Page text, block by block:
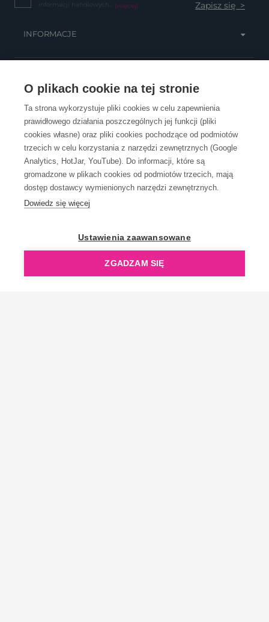
O plikach cookie na tej stronie
Ta strona wykorzystuje pliki cookies w celu zapewnienia
prawidłowego działania poszczególnych jej funkcji (pliki
cookies własne) oraz pliki cookies pochodzące od podmiotów
trzecich w celu korzystania z narzędzi zewnętrznych (Google
Analytics, HotJar, YouTube). Do informacji, które są
gromadzone w plikach cookies od podmiotów trzecich, mają
dostęp dostawcy wymienionych narzędzi zewnętrznych.
Dowiedz się więcej
Ustawienia zaawansowane
ZGADZAM SIĘ
informacji handlowych... (więcej)
INFORMACJE
OBSŁUGA KLIENTA
KONTAKT
OpenGift jest częścią ReflectGroup.